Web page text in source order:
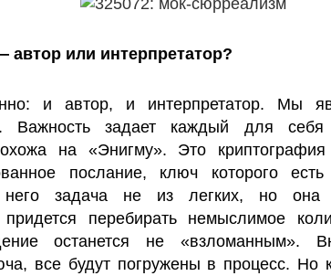
или интерпретатор?
и автор, и интерпретатор. Мы
Важность задает каждый для
на «Энигму». Это
послание, ключ которого
него задача не из легких, но она
придется перебирать немыслимое
останется не «взломанным».
все будут погружены в процесс. Но